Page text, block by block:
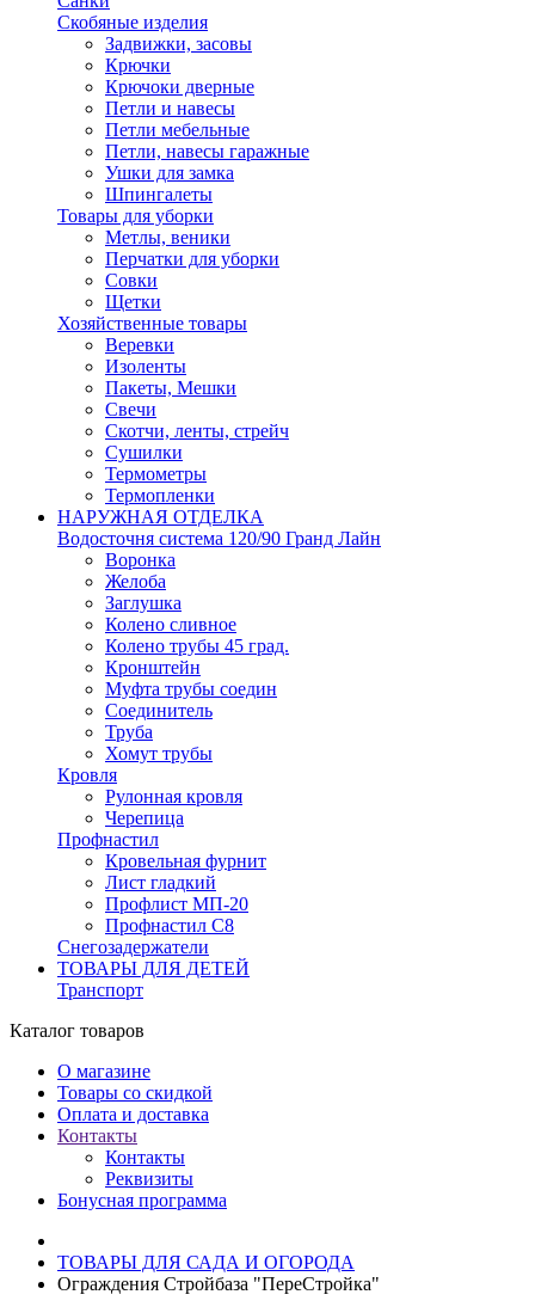
Скобяные изделия
Задвижки, засовы
Крючки
Крючоки дверные
Петли и навесы
Петли мебельные
Петли, навесы гаражные
Ушки для замка
Шпингалеты
Товары для уборки
Метлы, веники
Перчатки для уборки
Совки
Щетки
Хозяйственные товары
Веревки
Изоленты
Пакеты, Мешки
Свечи
Скотчи, ленты, стрейч
Сушилки
Термометры
Термопленки
НАРУЖНАЯ ОТДЕЛКА
Водосточня система 120/90 Гранд Лайн
Воронка
Желоба
Заглушка
Колено сливное
Колено трубы 45 град.
Кронштейн
Муфта трубы соедин
Соединитель
Труба
Хомут трубы
Кровля
Рулонная кровля
Черепица
Профнастил
Кровельная фурнит
Лист гладкий
Профлист МП-20
Профнастил С8
Снегозадержатели
ТОВАРЫ ДЛЯ ДЕТЕЙ
Транспорт
Каталог товаров
О магазине
Товары со скидкой
Оплата и доставка
Контакты
Контакты
Реквизиты
Бонусная программа
ТОВАРЫ ДЛЯ САДА И ОГОРОДА
Ограждения Стройбаза "ПереСтройка"